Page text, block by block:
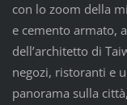
con lo zoom della
e cemento armato,
dell’architetto di
negozi, ristoranti e
panorama sulla